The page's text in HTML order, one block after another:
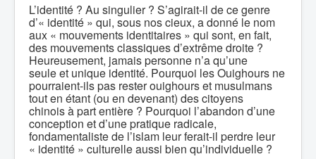
L’identité ? Au singulier ? S’agirait-il de ce genre
d’« identité » qui, sous nos cieux, a donné le nom
aux « mouvements identitaires » qui sont, en fait,
des mouvements classiques d’extrême droite ?
Heureusement, jamais personne n’a qu’une
seule et unique identité. Pourquoi les Ouighours ne
pourraient-ils pas rester ouighours et musulmans
tout en étant (ou en devenant) des citoyens
chinois à part entière ? Pourquoi l’abandon d’une
conception et d’une pratique radicale,
fondamentaliste de l’islam leur ferait-il perdre leur
« identité » culturelle aussi bien qu’individuelle ?